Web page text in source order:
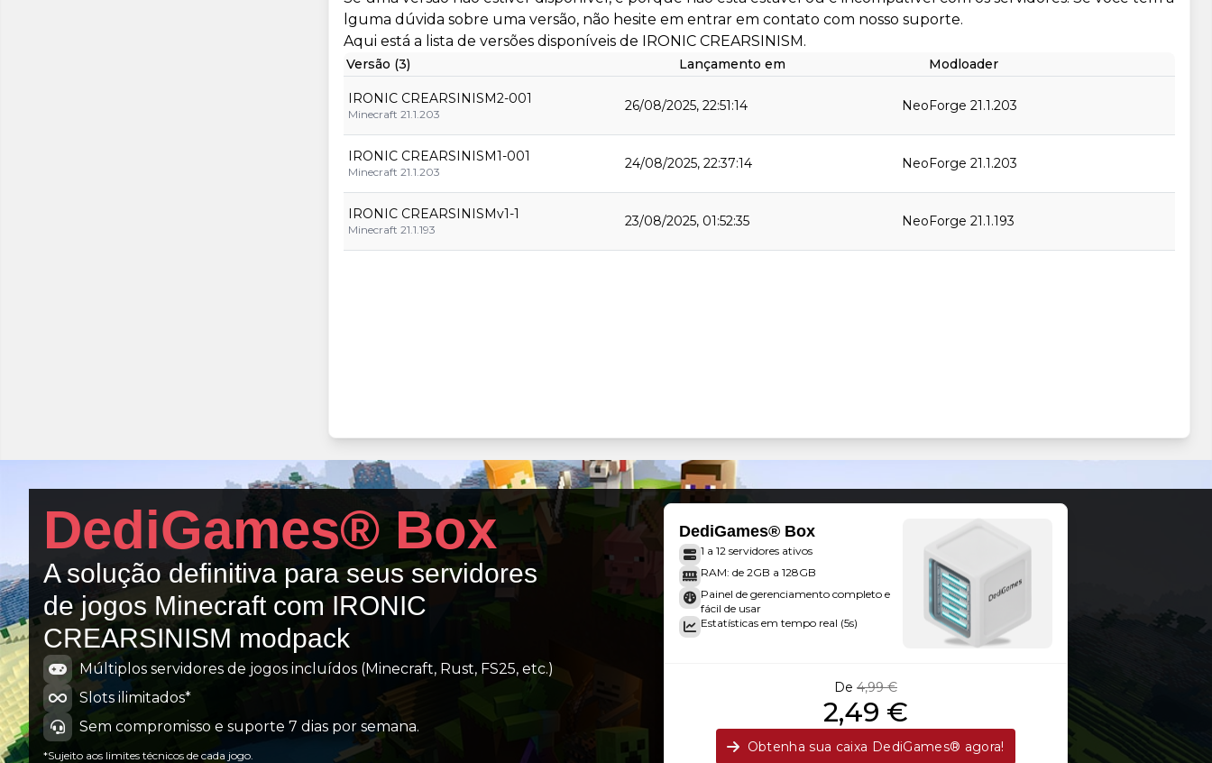
lguma dúvida sobre uma versão, não hesite em entrar em contato com nosso suporte.
Aqui está a lista de versões disponíveis de IRONIC CREARSINISM.
Versão (3) Lançamento em Modloader
IRONIC CREARSINISM2-001
Minecraft 21.1.203
26/08/2025, 22:51:14 NeoForge 21.1.203
IRONIC CREARSINISM1-001
Minecraft 21.1.203
24/08/2025, 22:37:14 NeoForge 21.1.203
IRONIC CREARSINISMv1-1
Minecraft 21.1.193
23/08/2025, 01:52:35 NeoForge 21.1.193
DediGames® Box
A solução definitiva para seus servidores
de jogos Minecraft com IRONIC
CREARSINISM modpack
Múltiplos servidores de jogos incluídos (Minecraft, Rust, FS25, etc.)
Slots ilimitados*
Sem compromisso e suporte 7 dias por semana.
*Sujeito aos limites técnicos de cada jogo.
DediGames® Box
1 a 12 servidores ativos
RAM: de 2GB a 128GB
Painel de gerenciamento completo e
fácil de usar
Estatísticas em tempo real (5s)
De 4,99 €
2,49 €
Obtenha sua caixa DediGames® agora!